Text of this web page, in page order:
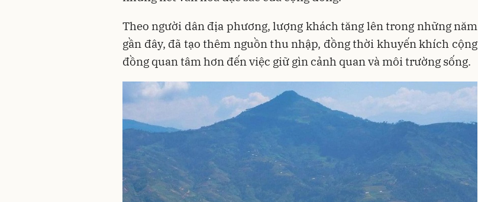
Theo người dân địa phương, lượng khách tăng lên trong những năm
gần đây, đã tạo thêm nguồn thu nhập, đồng thời khuyến khích cộng
đồng quan tâm hơn đến việc giữ gìn cảnh quan và môi trường sống.